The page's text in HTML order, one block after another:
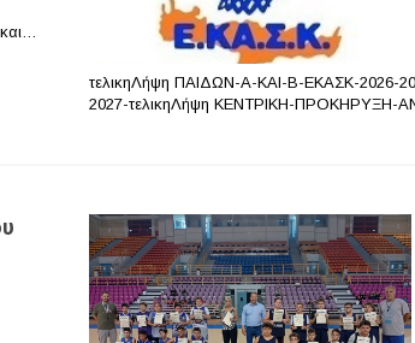
τελικηΛήψη ΠΑΙΔΩΝ-Α-ΚΑΙ-Β-ΕΚΑΣΚ-2026-
2027-τελικηΛήψη ΚΕΝΤΡΙΚΗ-ΠΡΟΚΗΡΥΞΗ-